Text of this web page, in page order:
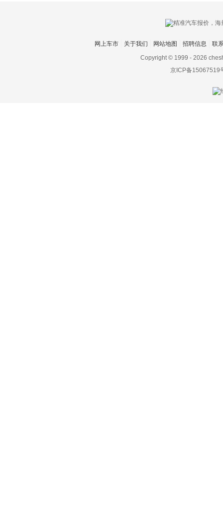
网上车市 关于我们 网站地图 招聘信息
联
Copyright © 1999 - 2026
京ICP备15067519